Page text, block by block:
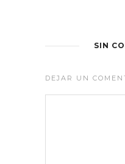
SIN
DEJAR UN